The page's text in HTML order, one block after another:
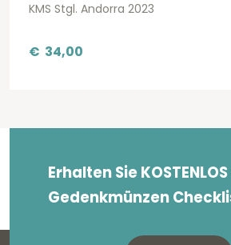
KMS Stgl. Andorra 2023
€ 34,00
Erhalten Sie
Gedenkmünzen